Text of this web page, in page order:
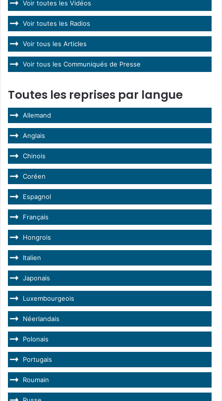
Voir toutes les Vidéos
Voir toutes les Radios
Voir tous les Articles
Voir tous les Communiqués de Presse
Toutes les reprises par langue
Allemand
Anglais
Chinois
Coréen
Espagnol
Français
Hongrois
Italien
Japonais
Luxembourgeois
Néerlandais
Polonais
Portugais
Roumain